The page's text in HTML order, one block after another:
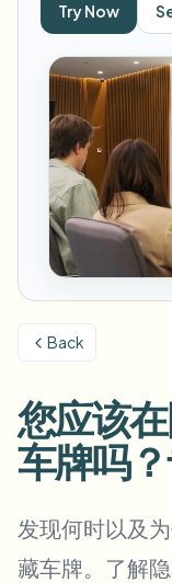
浏览完整示例库
模糊人脸
模糊车牌
模糊背景
模糊任何内容
GDPR合规模糊
街头采访模糊
游戏与直播模
功能
View all
Browse every blur
模糊车牌
模糊人脸
AI Video
人脸匿名化
企业
学校与教育
校园摄像头、讲座
媒体与娱乐
试映、发布和合规
零售与电商
医疗
诊所和面向患者的
公共部门
资源
常见问题
博客
Whitepapers
工具
分类
Choose language
Try Now
Back
您应该
车牌吗
发现何时以及
藏车牌。了解